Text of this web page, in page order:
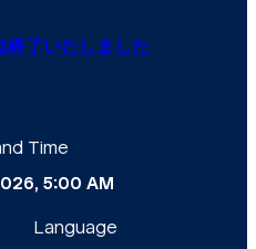
終了いたしました
Time
5:00 AM
Language